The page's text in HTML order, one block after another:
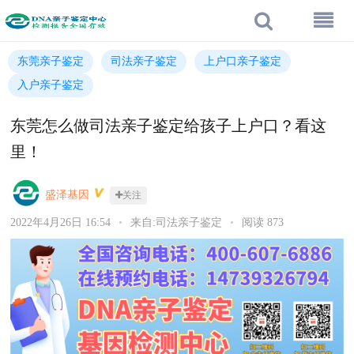
东莞亲子鉴定 司法亲子鉴定
上户口亲子鉴定
入户亲子鉴定
东莞怎么做司法亲子鉴定给孩子上户口？看这
里！
盛泽基因 关注
2022年4月26日 16:54 • 来自:司法亲子鉴定 • 阅读 873